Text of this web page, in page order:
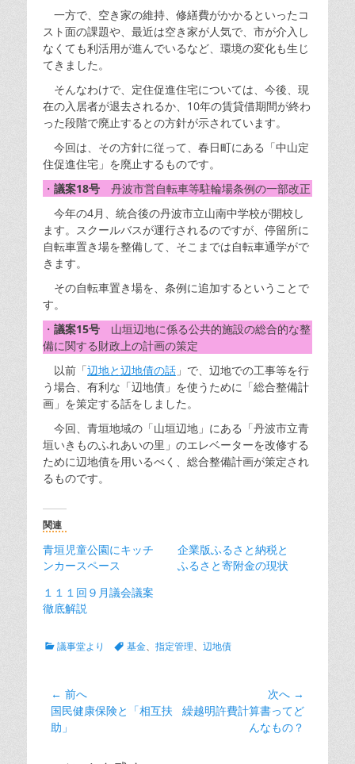
一方で、空き家の維持、修繕費がかかるといったコ
スト面の課題や、最近は空き家が人気で、市が介入し
なくても利活用が進んでいるなど、環境の変化も生じ
てきました。
そんなわけで、定住促進住宅については、今後、現
在の入居者が退去されるか、10年の賃貸借期間が終わ
った段階で廃止するとの方針が示されています。
今回は、その方針に従って、春日町にある「中山定
住促進住宅」を廃止するものです。
・ 議案18号 丹波市営自転車等駐輪場条例の一部改正
今年の4月、統合後の丹波市立山南中学校が開校し
ます。スクールバスが運行されるのですが、停留所に
自転車置き場を整備して、そこまでは自転車通学がで
きます。
その自転車置き場を、条例に追加するということで
す。
・ 議案15号 山垣辺地に係る公共的施設の総合的な整
備に関する財政上の計画の策定
以前「辺地と辺地債の話 」で、辺地での工事等を行
う場合、有利な「辺地債」を使うために「総合整備計
画」を策定する話をしました。
今回、青垣地域の「山垣辺地」にある「丹波市立青
垣いきものふれあいの里」のエレベーターを改修する
ために辺地債を用いるべく、総合整備計画が策定され
るものです。
関連
青垣児童公園にキッチ
ンカースペース
企業版ふるさと納税と
ふるさと寄附金の現状
１１１回９月議会議案
徹底解説
カ 議事堂より
タ 基金、 指定管理、 辺地債
投
稿
ナ
← 前へ
前
の
国民健康保険と「相互扶
助」
次へ →
次
繰越明許費計算書ってど
んなもの？